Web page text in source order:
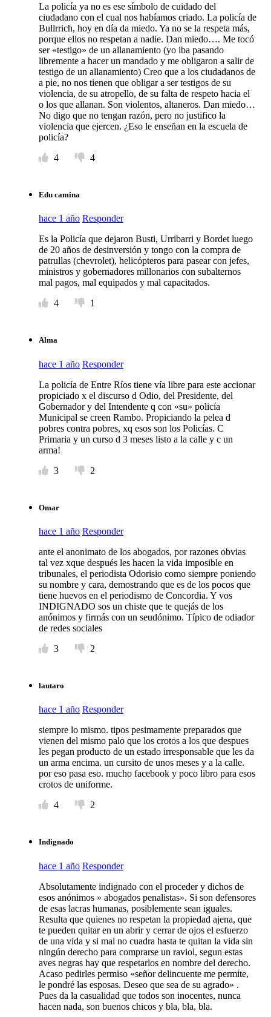
La policía ya no es ese símbolo de cuidado del
ciudadano con el cual nos habíamos criado. La policía de
Bullrrich, hoy en día da miedo. Ya no se la respeta más,
porque ellos no respetan a nadie. Dan miedo…. Me tocó
ser «testigo» de un allanamiento (yo iba pasando
libremente a hacer un mandado y me obligaron a salir de
testigo de un allanamiento) Creo que a los ciudadanos de
a pie, no nos tienen que obligar a ser testigos de su
violencia, de su atropello, de su falta de respeto hacia el
o los que allanan. Son violentos, altaneros. Dan miedo…
No digo que no tengan razón, pero no justifico la
violencia que ejercen. ¿Eso le enseñan en la escuela de
policía?
4
4
Edu camina
hace 1 año Responder
Es la Policía que dejaron Busti, Urribarri y Bordet luego
de 20 años de desinversión y tongo con la compra de
patrullas (chevrolet), helicópteros para pasear con jefes,
ministros y gobernadores millonarios con subalternos
mal pagos, mal equipados y mal capacitados.
4
1
Alma
hace 1 año Responder
La policía de Entre Ríos tiene vía libre para este accionar
propiciado x el discurso d Odio, del Presidente, del
Gobernador y del Intendente q con «su» policía
Municipal se creen Rambo. Propiciando la pelea d
pobres contra pobres, xq esos son los Policías. C
Primaria y un curso d 3 meses listo a la calle y c un
arma!
3
2
Omar
hace 1 año Responder
ante el anonimato de los abogados, por razones obvias
tal vez xque después les hacen la vida imposible en
tribunales, el periodista Odorisio como siempre poniendo
su nombre y cara, demostrando que es de los pocos que
tiene huevos en el periodismo de Concordia. Y vos
INDIGNADO sos un chiste que te quejás de los
anónimos y firmás con un seudónimo. Típico de odiador
de redes sociales
3
2
lautaro
hace 1 año Responder
siempre lo mismo. tipos pesimamente preparados que
vienen del mismo palo que los crotos a los que despues
les pegan producto de un estado irresponsable que les da
un arma encima. un cursito de unos meses y a la calle.
por eso pasa eso. mucho facebook y poco libro para esos
crotos de uniforme.
4
2
Indignado
hace 1 año Responder
Absolutamente indignado con el proceder y dichos de
esos anónimos » abogados penalistas». Si son defensores
de esas lacras humanas, posiblemente sean iguales.
Resulta que quienes no respetan la propiedad ajena, que
te pueden quitar en un abrir y cerrar de ojos el esfuerzo
de una vida y si mal no cuadra hasta te quitan la vida sin
ningún derecho para comprarse un raviol, segun estas
aves negras hay que respetarlos en nombre del derecho.
Acaso pedirles permiso «señor delincuente me permite,
le pondré las esposas. Deseo que sea de su agrado» .
Pues da la casualidad que todos son inocentes, nunca
hacen nada, son buenos chicos y bla, bla, bla.